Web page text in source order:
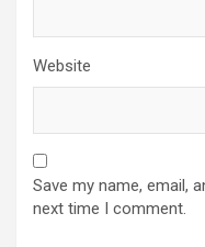
Website
Save my name, email,
next time I comment.